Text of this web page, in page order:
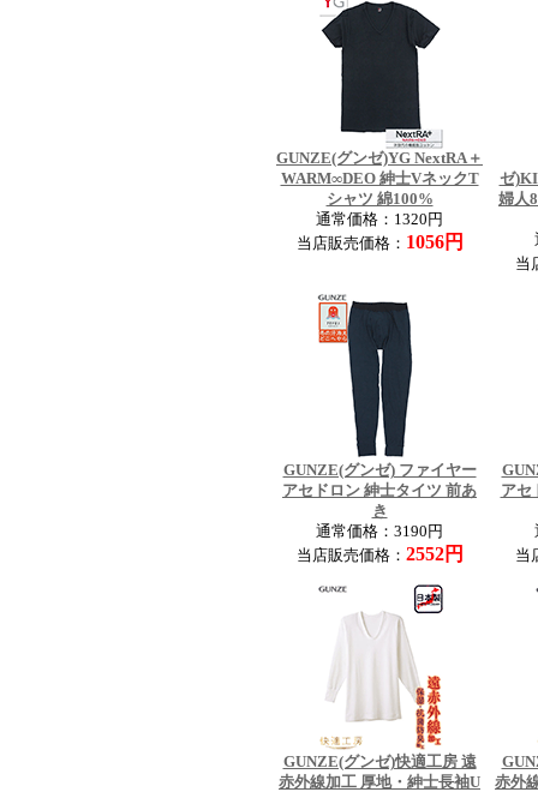
GUNZE(グンゼ)YG NextRA＋
WARM∞DEO 紳士VネックT
シャツ 綿100%
通常価格：1320円
当店販売価格： 1056円
ゼ
婦人
当
GUNZE(グンゼ) ファイヤー
アセドロン 紳士タイツ 前あ
き
通常価格：3190円
当店販売価格： 2552円
アセ
当
GUNZE(グンゼ)快適工房 遠
赤外線加工 厚地・紳士長袖U
赤外